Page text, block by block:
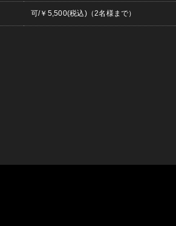
可/￥5,500(税込)（2名様まで）